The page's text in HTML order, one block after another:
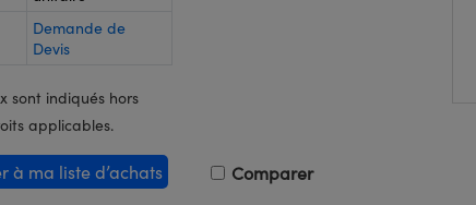
Demande de
Devis
sont indiqués hors
applicables.
à ma liste d’achats Comparer